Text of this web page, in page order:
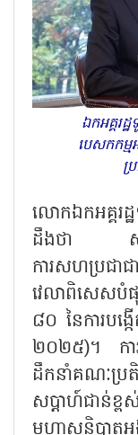
ឯកអគ្គរ
បេសកកម្ម
ប្
លោកឯកអគ្គរដ្
ដឹងថា សប្តា
ការសហប្រជា
វេលាពិសេស
៨០ នៃការបង្
២០២៥)។ កា
ដឹកនាំគណៈប្រ
សប្តាហ៍ជាន់
មហាសន្និបាត